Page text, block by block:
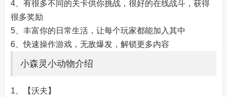
4、有很多不同的关卡供你挑战，很好的在线战斗，获得
很多奖励
5、丰富你的日常生活，让每个玩家都能加入其中
6、快速操作游戏，无敌爆发，解锁更多内容
小森灵小动物介绍
1、【沃夫】